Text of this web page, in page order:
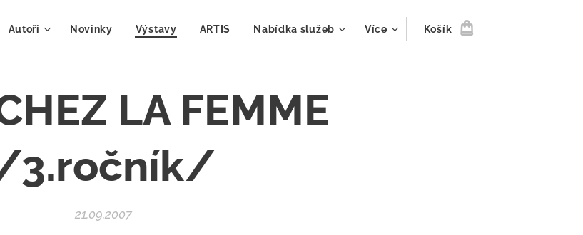
Autoři Novinky Výstavy ARTIS Nabídka služeb Více Košík
LA FEMME
21.09.2007